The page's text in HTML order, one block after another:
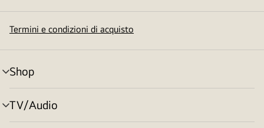
Termini e condizioni di acquisto
Shop
Attivazione
menu
TV/Audio
Attivazione
menu